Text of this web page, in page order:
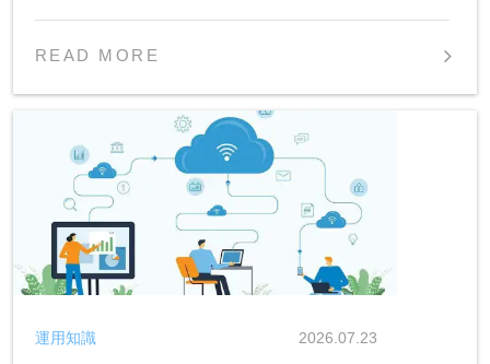
READ MORE
2026.07.23
運用知識